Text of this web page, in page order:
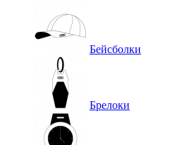
Бейсболки
Брелоки